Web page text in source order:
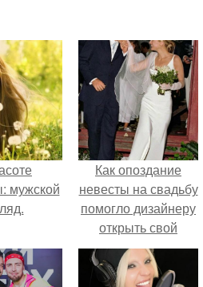
мужской
Как опоздание
невесты на свадьбу
помогло дизайнеру
открыть свой
бренд.